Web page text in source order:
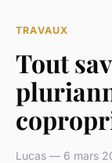
TRAVAUX
Tout
Lucas — 6 mars